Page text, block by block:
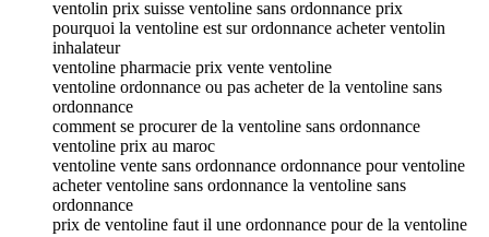
ventolin prix suisse ventoline sans ordonnance prix
pourquoi la ventoline est sur ordonnance acheter ventolin
inhalateur
ventoline pharmacie prix vente ventoline
ventoline ordonnance ou pas acheter de la ventoline sans
ordonnance
comment se procurer de la ventoline sans ordonnance
ventoline prix au maroc
ventoline vente sans ordonnance ordonnance pour ventoline
acheter ventoline sans ordonnance la ventoline sans
ordonnance
prix de ventoline faut il une ordonnance pour de la ventoline